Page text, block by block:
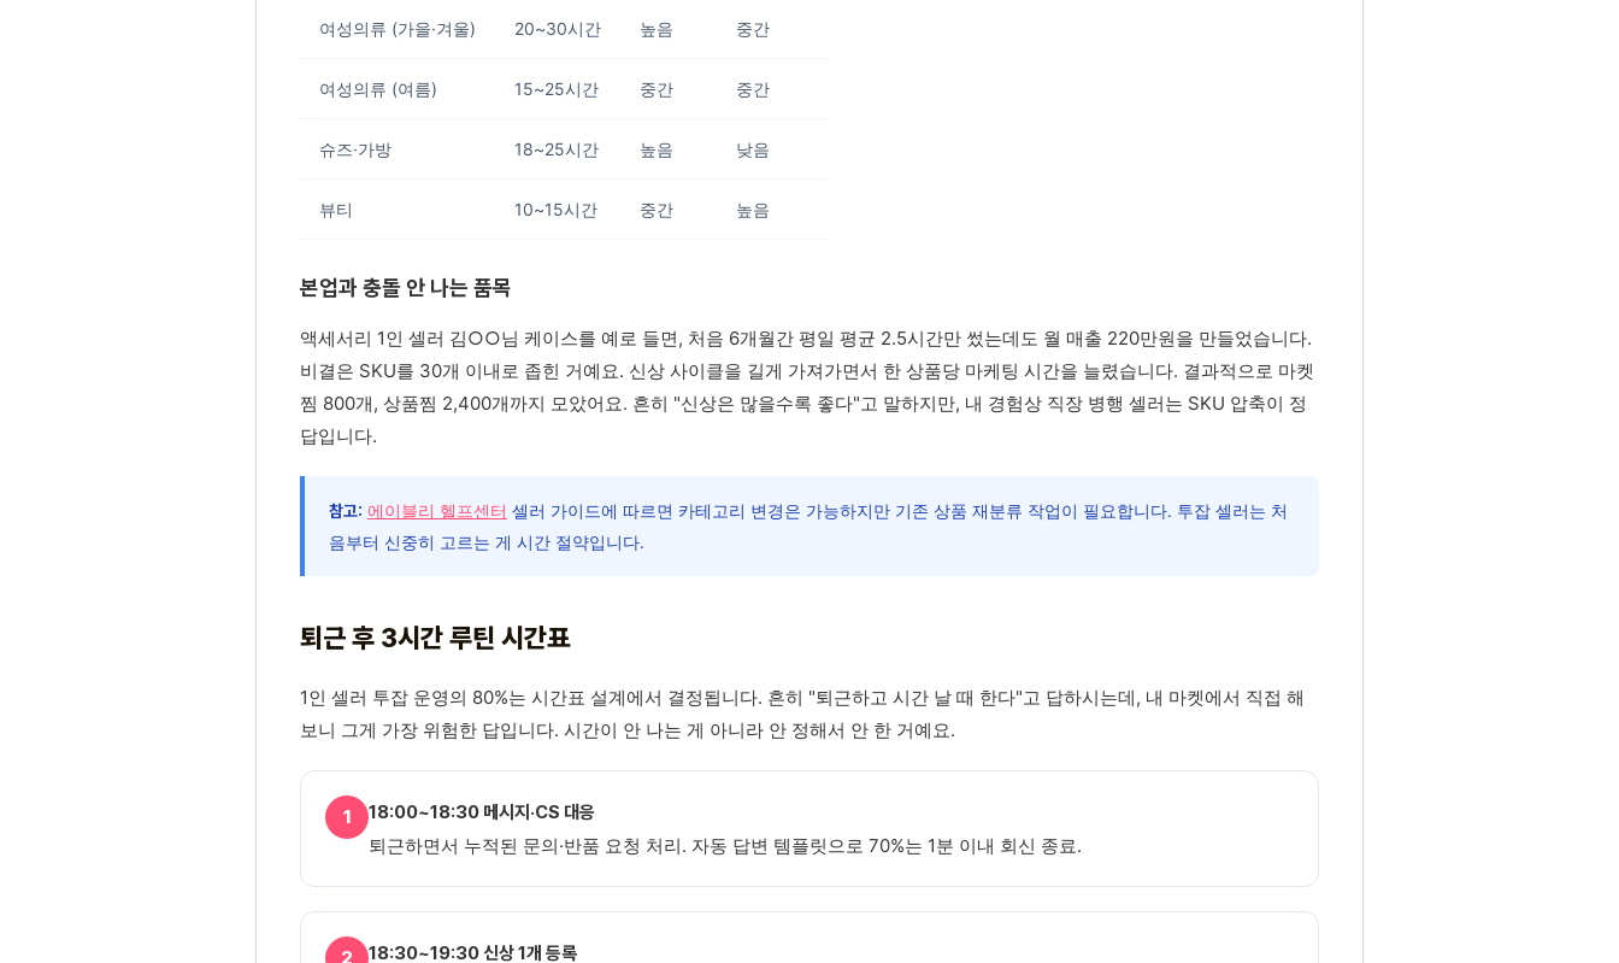
여성의류 (가을·겨울) 20~30시간 높음 중간
여성의류 (여름) 15~25시간 중간 중간
슈즈·가방 18~25시간 높음 낮음
뷰티 10~15시간 중간 높음
본업과 충돌 안 나는 품목
액세서리 1인 셀러 김○○님 케이스를 예로 들면, 처음 6개월간 평일 평균 2.5시간만 썼는데도 월 매출 220만원을 만들었습니다.
비결은 SKU를 30개 이내로 좁힌 거예요. 신상 사이클을 길게 가져가면서 한 상품당 마케팅 시간을 늘렸습니다. 결과적으로 마켓
찜 800개, 상품찜 2,400개까지 모았어요. 흔히 "신상은 많을수록 좋다"고 말하지만, 내 경험상 직장 병행 셀러는 SKU 압축이 정
답입니다.
참고: 에이블리 헬프센터 셀러 가이드에 따르면 카테고리 변경은 가능하지만 기존 상품 재분류 작업이 필요합니다. 투잡 셀러는 처
음부터 신중히 고르는 게 시간 절약입니다.
퇴근 후 3시간 루틴 시간표
1인 셀러 투잡 운영의 80%는 시간표 설계에서 결정됩니다. 흔히 "퇴근하고 시간 날 때 한다"고 답하시는데, 내 마켓에서 직접 해
보니 그게 가장 위험한 답입니다. 시간이 안 나는 게 아니라 안 정해서 안 한 거예요.
1 18:00~18:30 메시지·CS 대응
퇴근하면서 누적된 문의·반품 요청 처리. 자동 답변 템플릿으로 70%는 1분 이내 회신 종료.
2 18:30~19:30 신상 1개 등록